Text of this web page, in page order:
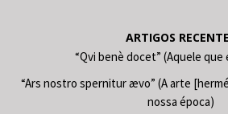
ARTIGOS
“Qvi benè docet” (Aquele que
“Ars nostro spernitur ævo” (A arte
nossa época)